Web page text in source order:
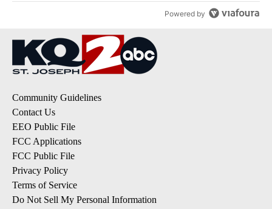
Powered by
Community Guidelines
Contact Us
EEO Public File
FCC Applications
FCC Public File
Privacy Policy
Terms of Service
Do Not Sell My Personal Information